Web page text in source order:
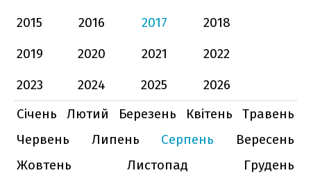
2015
2016 2017
2018
2019
2020 2021
2022
2023
2024 2025
2026
Січень
Лютий Березень Квітень
Травень
Червень
Липень Серпень
Вересень
Жовтень
Листопад
Грудень